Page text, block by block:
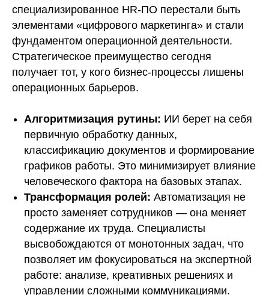
специализированное HR-ПО перестали быть
элементами «цифрового маркетинга» и стали
фундаментом операционной деятельности.
Стратегическое преимущество сегодня
получает тот, у кого бизнес-процессы лишены
операционных барьеров.
Алгоритмизация рутины: ИИ берет на себя
первичную обработку данных,
классификацию документов и формирование
графиков работы. Это минимизирует влияние
человеческого фактора на базовых этапах.
Трансформация ролей: Автоматизация не
просто заменяет сотрудников — она меняет
содержание их труда. Специалисты
высвобождаются от монотонных задач, что
позволяет им фокусироваться на экспертной
работе: анализе, креативных решениях и
управлении сложными коммуникациями.